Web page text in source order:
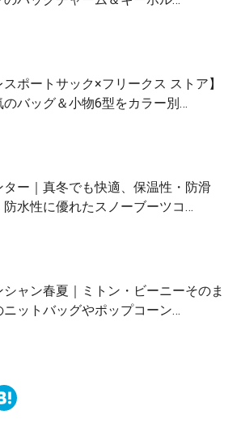
スポートサック×フリークス ストア】
のバッグ＆小物6型をカラー別…
ター｜真冬でも快適、保温性・防滑
防水性に優れたスノーブーツコ…
シャン春夏｜ミトン・ビーニーそのま
ニットバッグやポップコーン…